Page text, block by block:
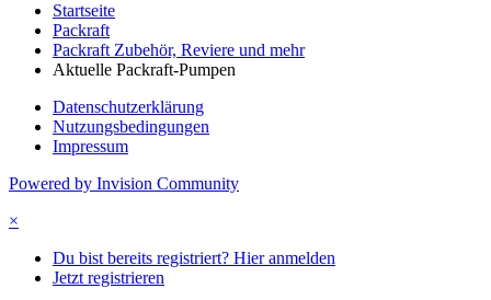
Startseite
Packraft
Packraft Zubehör, Reviere und mehr
Aktuelle Packraft-Pumpen
Datenschutzerklärung
Nutzungsbedingungen
Impressum
Powered by Invision Community
×
Du bist bereits registriert? Hier anmelden
Jetzt registrieren